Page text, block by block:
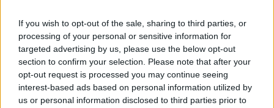
If you wish to opt-out of the sale, sharing to third parties, or
processing of your personal or sensitive information for
targeted advertising by us, please use the below opt-out
section to confirm your selection. Please note that after your
opt-out request is processed you may continue seeing
interest-based ads based on personal information utilized by
us or personal information disclosed to third parties prior to
odpowiedzialny
02-460 Warszawa
info_pl@lenovo.com
https://lenovo.com
Pomoc
techniczna
https://support.lenovo.com/pl/pl/